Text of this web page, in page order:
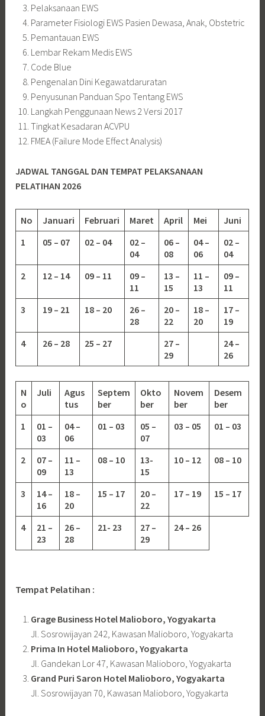
Pelaksanaan EWS
Parameter Fisiologi EWS Pasien Dewasa, Anak, Obstetric
Pemantauan EWS
Lembar Rekam Medis EWS
Code Blue
Pengenalan Dini Kegawatdaruratan
Penyusunan Panduan Spo Tentang EWS
Langkah Penggunaan News 2 Versi 2017
Tingkat Kesadaran ACVPU
FMEA (Failure Mode Effect Analysis)
JADWAL TANGGAL DAN TEMPAT PELAKSANAAN
PELATIHAN 2026
No Januari Februari Maret April Mei
Juni
1
05 – 07 02 – 04
02 –
04
06 –
08
04 –
06
02 –
04
2
12 – 14 09 – 11
09 –
11
13 –
15
11 –
13
09 –
11
3
19 – 21 18 – 20
26 –
28
20 –
22
18 –
20
17 –
19
4
26 – 28 25 – 27
27 –
29
24 –
26
N
o
Juli
Agus
tus
Septem
ber
Okto
ber
Novem
ber
Desem
ber
1
01 –
03
04 –
06
01 – 03
05 –
07
03 – 05 01 – 03
2
07 –
09
11 –
13
08 – 10
13-
15
10 – 12 08 – 10
3
14 –
16
18 –
20
15 – 17
20 –
22
17 – 19 15 – 17
4
21 –
23
26 –
28
21- 23
27 –
29
24 – 26
Tempat Pelatihan :
Grage Business Hotel Malioboro, Yogyakarta
Jl. Sosrowijayan 242, Kawasan Malioboro, Yogyakarta
Prima In Hotel Malioboro, Yogyakarta
Jl. Gandekan Lor 47, Kawasan Malioboro, Yogyakarta
Grand Puri Saron Hotel Malioboro, Yogyakarta
Jl. Sosrowijayan 70, Kawasan Malioboro, Yogyakarta